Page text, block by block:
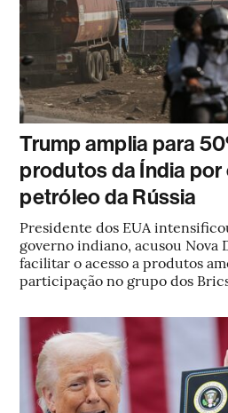
Trump amplia para
produtos da Índia
petróleo da Rússia
Presidente dos EUA
governo indiano, acusou Nova
facilitar o acesso a produtos
participação no grupo dos